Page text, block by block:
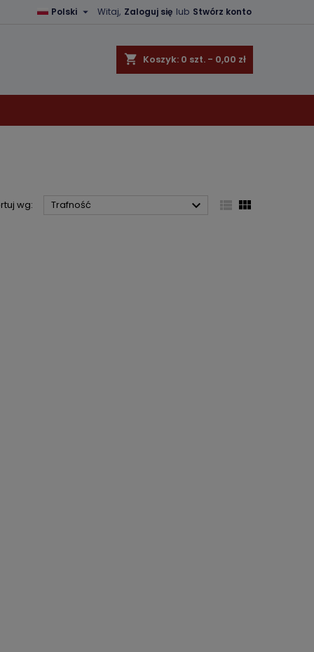
Witaj, Zaloguj się lub Stwórz konto
Polski 
shopping_cart Koszyk: 0 szt. - 0,00 zł
wg: Trafność   